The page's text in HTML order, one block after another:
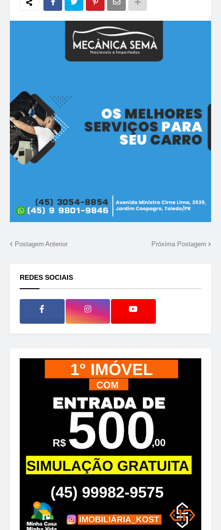
Postagem Anterior Próxima Postagem
REDES SOCIAIS